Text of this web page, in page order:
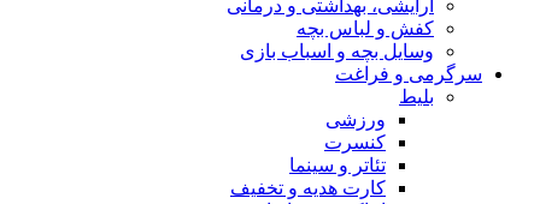
آرایشی، بهداشتی و درمانی
کفش و لباس بچه
وسایل بچه و اسباب بازی
سرگرمی و فراغت
بلیط
ورزشی
کنسرت
تئاتر و سینما
کارت هدیه و تخفیف